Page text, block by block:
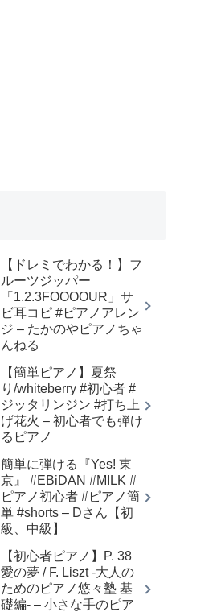
【ドレミでわかる！】フ
ルーツジッパー
「1.2.3FOOOOUR」サ
ビ耳コピ #ピアノアレン
ジ – たかのやピアノちゃ
んねる
【簡単ピアノ】夏祭
り/whiteberry #初心者 #
ジッタリンジン #打ち上
げ花火 – 初心者でも弾け
るピアノ
簡単に弾ける『Yes! 東
京』 #EBiDAN #MILK #
ピアノ初心者 #ピアノ簡
単 #shorts – Dさん【初
級、中級】
【初心者ピアノ】P. 38
愛の夢 / F. Liszt -大人の
ためのピアノ悠々塾 基
礎編- – 小さな手のピア